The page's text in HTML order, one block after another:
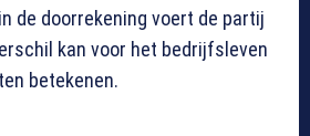
de doorrekening voert de partij
kan voor het bedrijfsleven
betekenen.